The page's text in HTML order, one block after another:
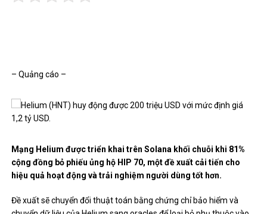
– Quảng cáo –
Mạng Helium được triển khai trên Solana khối chuỗi khi 81%
cộng đồng bỏ phiếu ủng hộ HIP 70, một đề xuất cải tiến cho
hiệu quả hoạt động và trải nghiệm người dùng tốt hơn.
Đề xuất sẽ chuyển đổi thuật toán bằng chứng chỉ bảo hiểm và